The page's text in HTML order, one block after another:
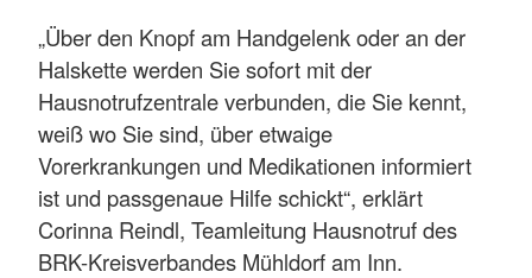
„Über den Knopf am Handgelenk oder an der
Halskette werden Sie sofort mit der
Hausnotrufzentrale verbunden, die Sie kennt,
weiß wo Sie sind, über etwaige
Vorerkrankungen und Medikationen informiert
ist und passgenaue Hilfe schickt“, erklärt
Corinna Reindl, Teamleitung Hausnotruf des
BRK-Kreisverbandes Mühldorf am Inn.